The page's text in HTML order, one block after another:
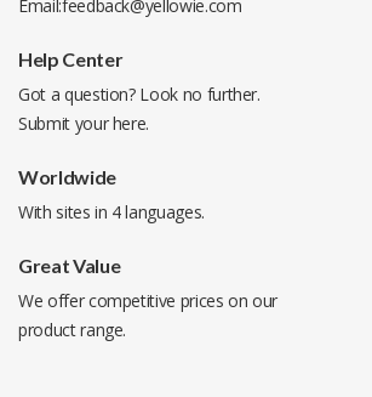
Email:feedback@yellowie.com
Help Center
Got a question? Look no further.
Submit yourhere.
Worldwide
With sites in 4 languages.
Great Value
We offer competitive prices on our
product range.